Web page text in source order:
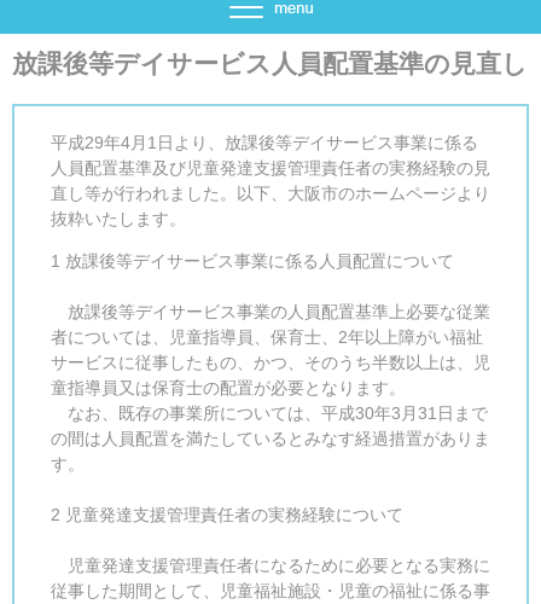
放課後等デイサービス人員配置基準の見直し
平成29年4月1日より、放課後等デイサービス事業に係る
人員配置基準及び児童発達支援管理責任者の実務経験の見
直し等が行われました。以下、大阪市のホームページより
抜粋いたします。
1 放課後等デイサービス事業に係る人員配置について
放課後等デイサービス事業の人員配置基準上必要な従業
者については、児童指導員、保育士、2年以上障がい福祉
サービスに従事したもの、かつ、そのうち半数以上は、児
童指導員又は保育士の配置が必要となります。
なお、既存の事業所については、平成30年3月31日まで
の間は人員配置を満たしているとみなす経過措置がありま
す。
2 児童発達支援管理責任者の実務経験について
児童発達支援管理責任者になるために必要となる実務に
従事した期間として、児童福祉施設・児童の福祉に係る事